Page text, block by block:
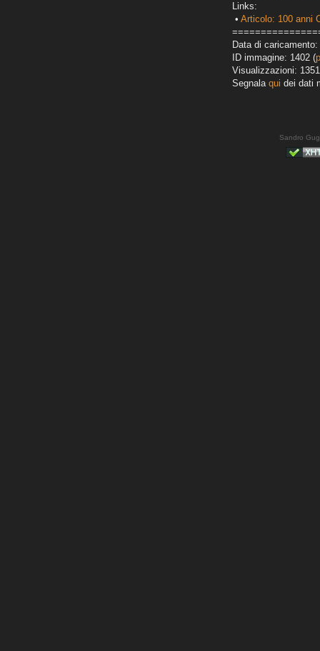
Links:
• Articolo: 100 anni
Data di caricamento:
ID immagine: 1402 (
Visualizzazioni: 1351
Segnala qui dei dati
Sandro